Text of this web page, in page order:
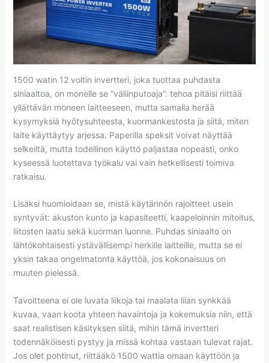
1500 watin 12 voltin invertteri, joka tuottaa puhdasta
siniaaltoa, on monelle se “väliinputoaja”: tehoa pitäisi riittää
yllättävän moneen laitteeseen, mutta samalla herää
kysymyksiä hyötysuhteesta, kuormankestosta ja siitä, miten
laite käyttäytyy arjessa. Paperilla speksit voivat näyttää
selkeiltä, mutta todellinen käyttö paljastaa nopeasti, onko
kyseessä luotettava työkalu vai vain hetkellisesti toimiva
ratkaisu.
Lisäksi huomioidaan se, mistä käytännön rajoitteet usein
syntyvät: akuston kunto ja kapasiteetti, kaapeloinnin mitoitus,
liitosten laatu sekä kuorman luonne. Puhdas siniaalto on
lähtökohtaisesti ystävällisempi herkille laitteille, mutta se ei
yksin takaa ongelmatonta käyttöä, jos kokonaisuus on
muuten pielessä.
Tavoitteena ei ole luvata liikoja tai maalata liian synkkää
kuvaa, vaan koota yhteen havaintoja ja kokemuksia niin, että
saat realistisen käsityksen siitä, mihin tämä invertteri
todennäköisesti pystyy ja missä kohtaa vastaan tulevat rajat.
Jos olet pohtinut, riittääkö 1500 wattia omaan käyttöön ja